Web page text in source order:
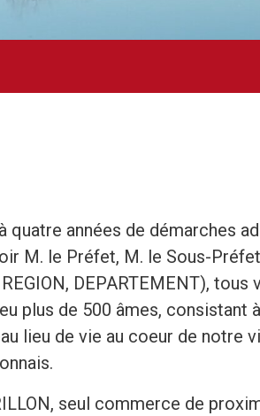
quatre années de démarches
M. le Préfet, M. le Sous-
REGION, DEPARTEMENT),
plus de 500 âmes, consistant
lieu de vie au coeur de notre
seul commerce de